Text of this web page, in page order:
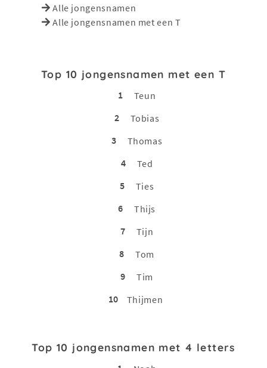
Alle jongensnamen
Alle jongensnamen met een T
Top 10 jongensnamen met een T
1
Teun
2
Tobias
3
Thomas
4
Ted
5
Ties
6
Thijs
7
Tijn
8
Tom
9
Tim
10
Thijmen
Top 10 jongensnamen met 4 letters